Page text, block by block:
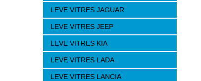
LEVE VITRES JAGUAR
LEVE VITRES JEEP
LEVE VITRES KIA
LEVE VITRES LADA
LEVE VITRES LANCIA